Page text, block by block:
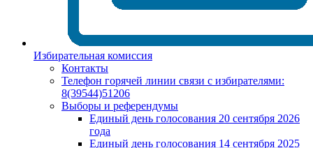
Избирательная комиссия
Контакты
Телефон горячей линии связи с избирателями:
8(39544)51206
Выборы и референдумы
Единый день голосования 20 сентября 2026
года
Единый день голосования 14 сентября 2025